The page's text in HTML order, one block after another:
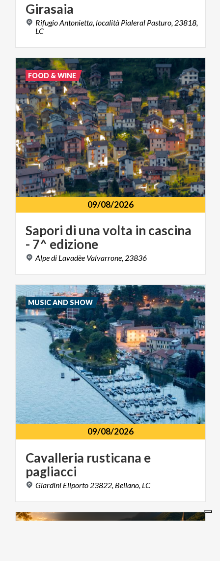
Girasaia
Rifugio Antonietta, località Pialeral Pasturo, 23818,
LC
09/08/2026
Sapori di unavolta in cascina
- 7^ edizione
Alpedi Lavadèe Valvarrone, 23836
FOOD & WINE
09/08/2026
Cavalleria rusticana e
pagliacci
Giardini Eliporto 23822, Bellano, LC
MUSIC AND SHOW